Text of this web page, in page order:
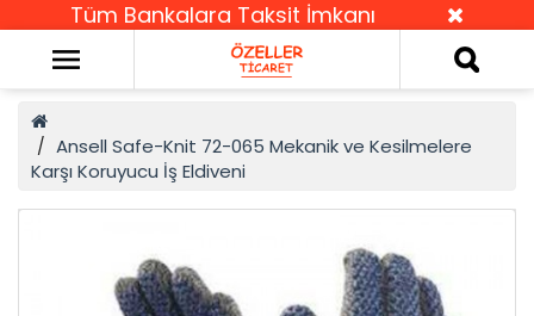
Tüm Bankalara Taksit İmkanı
Ansell Safe-Knit 72-065 Mekanik ve Kesilmelere
Karşı Koruyucu İş Eldiveni